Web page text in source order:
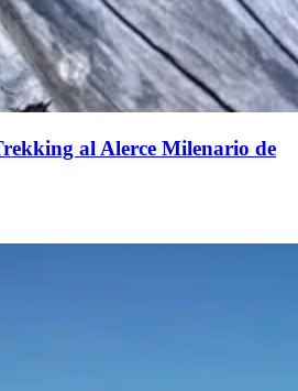
al Alerce Milenario de